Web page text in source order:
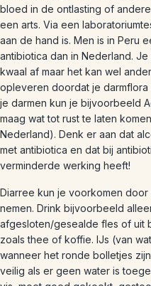
bloed in de ontlasting of
een arts. Via een
aan de hand is. Men is in Peru
antibiotica dan in Nederland.
kwaal af maar het kan wel
opleveren doordat je darmflora
je darmen kun je bijvoorbeeld
maag wat tot rust te laten
Nederland). Denk er aan dat
met antibiotica en dat bij
verminderde werking heeft!
Diarree kun je voorkomen
nemen. Drink bijvoorbeeld
afgesloten/gesealde fles of uit
zoals thee of koffie. IJs (van
wanneer het ronde bolletjes
veilig als er geen water is